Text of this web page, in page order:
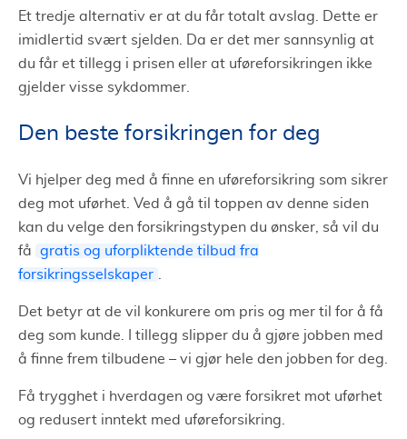
Et tredje alternativ er at du får totalt avslag. Dette er
imidlertid svært sjelden. Da er det mer sannsynlig at
du får et tillegg i prisen eller at uføreforsikringen ikke
gjelder visse sykdommer.
Den beste forsikringen for deg
Vi hjelper deg med å finne en uføreforsikring som sikrer
deg mot uførhet. Ved å gå til toppen av denne siden
kan du velge den forsikringstypen du ønsker, så vil du
få
gratis og uforpliktende tilbud fra
forsikringsselskaper
Det betyr at de vil konkurere om pris og mer til for å få
deg som kunde. I tillegg slipper du å gjøre jobben med
å finne frem tilbudene – vi gjør hele den jobben for deg.
Få trygghet i hverdagen og være forsikret mot uførhet
og redusert inntekt med uføreforsikring.